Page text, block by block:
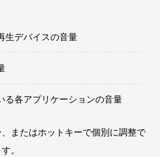
生デバイスの音量
る各アプリケーションの音量
またはホットキーで個別に調整で
。